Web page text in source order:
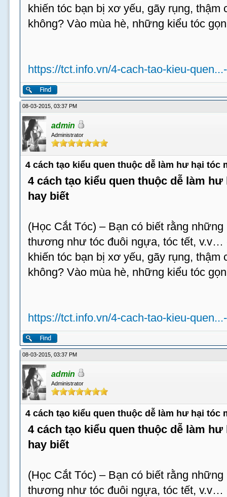
khiến tóc bạn bị xơ yếu, gãy rụng, thậm
không? Vào mùa hè, những kiểu tóc
https://tct.info.vn/4-cach-tao-kieu-
08-03-2015, 03:37 PM
admin
Administrator
4 cách tạo kiểu quen thuộc dễ làm hư hại tóc
4 cách tạo kiểu quen thuộc dễ làm
hay biết
(Học Cắt Tóc) – Bạn có biết rằng
thương như tóc đuôi ngựa, tóc tết, v.v…
khiến tóc bạn bị xơ yếu, gãy rụng, thậm
không? Vào mùa hè, những kiểu tóc
https://tct.info.vn/4-cach-tao-kieu-
08-03-2015, 03:37 PM
admin
Administrator
4 cách tạo kiểu quen thuộc dễ làm hư hại tóc
4 cách tạo kiểu quen thuộc dễ làm
hay biết
(Học Cắt Tóc) – Bạn có biết rằng
thương như tóc đuôi ngựa, tóc tết, v.v…